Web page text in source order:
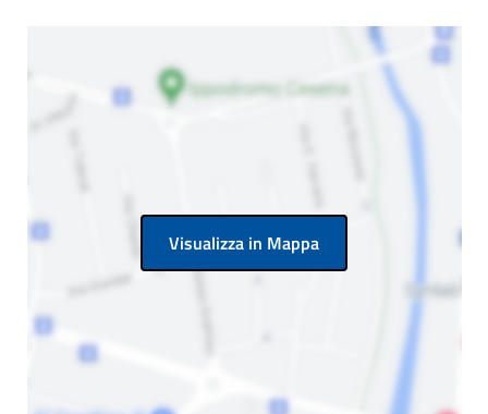
Visualizza in Mappa